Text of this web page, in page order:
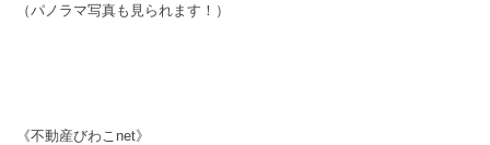
（パノラマ写真も見られます！）
《不動産びわこnet》